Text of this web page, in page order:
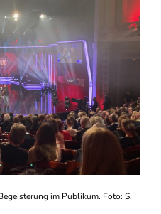
im Publikum. Foto: S.